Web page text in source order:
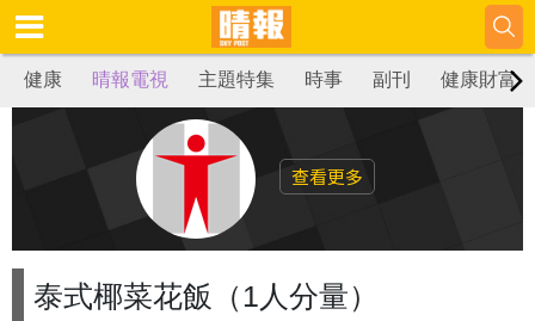
健康 晴報電視 主題特集 時事 副刊 健康財富
查看更多
泰式椰菜花飯（1人分量）